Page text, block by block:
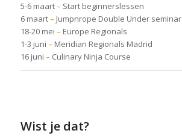
5-6 maart – Start beginnerslessen
6 maart – Jumpnrope Double Under seminar
18-20 mei – Europe Regionals
1-3 juni – Meridian Regionals Madrid
16 juni – Culinary Ninja Course
Wist je dat?